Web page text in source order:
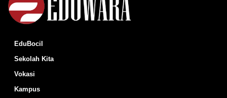
EduBocil
Sekolah Kita
Vokasi
Kampus